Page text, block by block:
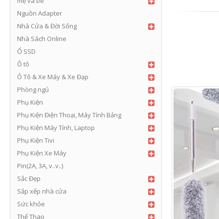
Nguồn Adapter
Nhà Cửa & Đời Sống
Nhà Sách Online
Ổ SSD
Ô tô
Ô Tô & Xe Máy & Xe Đạp
Phòng ngủ
Phụ Kiện
Phụ Kiện Điện Thoại, Máy Tính Bảng
Phụ Kiện Máy Tính, Laptop
Phụ Kiện Tivi
Phụ Kiện Xe Máy
Pin(2A, 3A, v..v..)
Sắc Đẹp
Sắp xếp nhà cửa
Sức khỏe
Thể Thao